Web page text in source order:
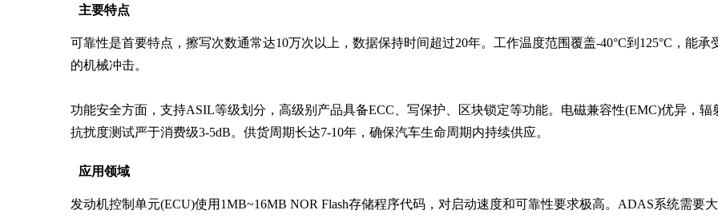
主要特点
可靠性是首要特点，擦写次数通常达10万次以上，数据保持时间超过20年。工作温度范围覆盖-40°C到125°C，能承
的机械冲击。
功能安全方面，支持ASIL等级划分，高级别产品具备ECC、写保护、区块锁定等功能。电磁兼容性(EMC)优异，辐
抗扰度测试严于消费级3-5dB。供货周期长达7-10年，确保汽车生命周期内持续供应。
应用领域
发动机控制单元(ECU)使用1MB~16MB NOR Flash存储程序代码，对启动速度和可靠性要求极高。ADAS系统需要